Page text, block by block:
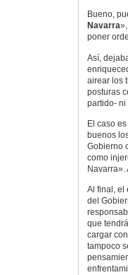
Bueno,
Navarra
poner
Así,
airear los
posturas
partido- ni
El caso
buenos
Gobierno
como
Navarra».
Al final, el
del
que
cargar
tampoco